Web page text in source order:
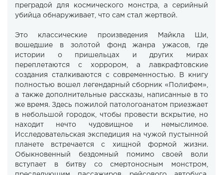
преградой для космического монстра, а серийный
убийца обнаруживает, что сам стал жертвой.
Это классические произведения Майкла Ши,
вошедшие в золотой фонд жанра ужасов, где
истории о пришельцах и других мирах
переплетаются с хоррором, а лавкрафтовские
создания сталкиваются с современностью. В книгу
полностью вошел легендарный сборник «Полифем»,
а также дополнительные рассказы, написанные в то
же время. Здесь пожилой патологоанатом приезжает
в небольшой городок, чтобы провести вскрытие, но
находит нечто чудовищное и немыслимое.
Исследовательская экспедиция на чужой пустынной
планете встречается с хищной формой жизни.
Обыкновенный бездомный помимо своей воли
вступает в битву со смертоносным монстром,